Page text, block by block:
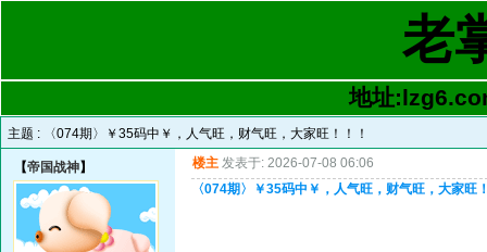
老
地址
主题 : 〈074期〉￥35码中￥，人气旺，财气旺，大家旺！！！
【帝国战神】 楼主 发表于: 2026-07-08 06:06
〈074期〉￥35码中￥，人气旺，财气旺，大家旺